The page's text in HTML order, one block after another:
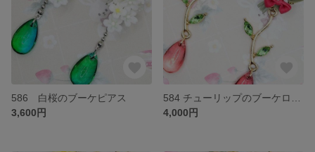
586 白桜のブーケピアス
3,600円
4,000円